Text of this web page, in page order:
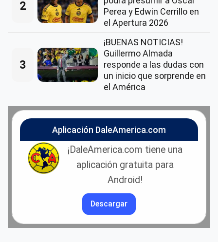
2
Perea y Edwin Cerrillo en
el Apertura 2026
3
¡BUENAS NOTICIAS!
Guillermo Almada
responde a las dudas con
un inicio que sorprende en
el América
Aplicación DaleAmerica.com
¡DaleAmerica.com tiene una
aplicación gratuita para
Android!
Descargar